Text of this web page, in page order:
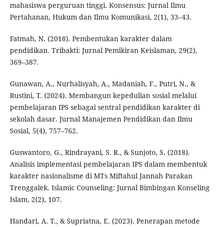
mahasiswa perguruan tinggi. Konsensus: Jurnal Ilmu
Pertahanan, Hukum dan Ilmu Komunikasi, 2(1), 33–43.
Fatmah, N. (2018). Pembentukan karakter dalam
pendidikan. Tribakti: Jurnal Pemikiran Keislaman, 29(2),
369–387.
Gunawan, A., Nurhalisyah, A., Madaniah, F., Putri, N., &
Rustini, T. (2024). Membangun kepedulian sosial melalui
pembelajaran IPS sebagai sentral pendidikan karakter di
sekolah dasar. Jurnal Manajemen Pendidikan dan Ilmu
Sosial, 5(4), 757–762.
Guswantoro, G., Rindrayani, S. R., & Sunjoto, S. (2018).
Analisis implementasi pembelajaran IPS dalam membentuk
karakter nasionalisme di MTs Miftahul Jannah Parakan
Trenggalek. Islamic Counseling: Jurnal Bimbingan Konseling
Islam, 2(2), 107.
Handari, A. T., & Supriatna, E. (2023). Penerapan metode